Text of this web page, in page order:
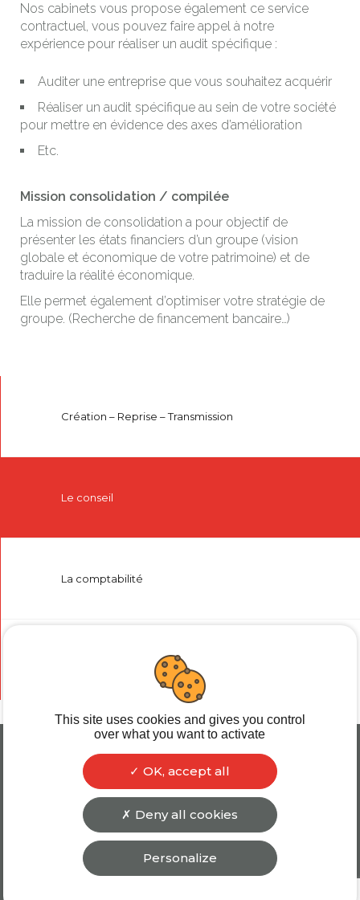
Nos cabinets vous propose également ce service
contractuel, vous pouvez faire appel à notre
expérience pour réaliser un audit spécifique :
Auditer une entreprise que vous souhaitez acquérir
Réaliser un audit spécifique au sein de votre société
pour mettre en évidence des axes d’amélioration
Etc.
Mission consolidation / compilée
La mission de consolidation a pour objectif de
présenter les états financiers d’un groupe (vision
globale et économique de votre patrimoine) et de
traduire la réalité économique.
Elle permet également d’optimiser votre stratégie de
groupe. (Recherche de financement bancaire…)
Création – Reprise – Transmission
Le conseil
La comptabilité
RECRUTEMENT MENTIONS LÉGALES
PLAN DU SITE
This site uses cookies and gives you control
over what you want to activate
OK, accept all
Deny all cookies
Personalize